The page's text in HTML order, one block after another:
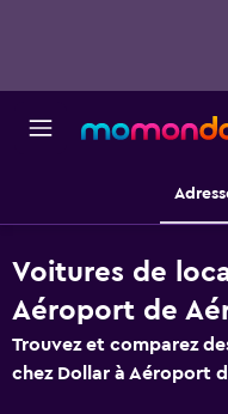
Voitures de
Aéroport de
Trouvez et comparez
chez Dollar à Aéroport